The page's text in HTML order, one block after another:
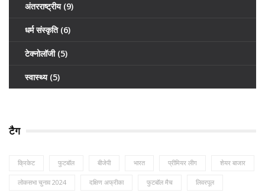
अंतरराष्ट्रीय (9)
धर्म संस्कृति (6)
टेक्नोलॉजी (5)
स्वास्थ्य (5)
टैग
क्रिकेट फुटबॉल बीजेपी भारत प्रीमियर लीग शेयर बाजार
लोकसभा चुनाव 2024 दक्षिण अफ्रीका फुटबॉल मैच लिवरपूल